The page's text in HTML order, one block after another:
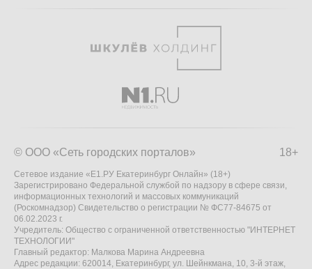
18+
© ООО «Сеть городских порталов»
Сетевое издание «Е1.РУ Екатеринбург Онлайн» (18+)
Зарегистрировано Федеральной службой по надзору в сфере связи,
информационных технологий и массовых коммуникаций
(Роскомнадзор) Свидетельство о регистрации № ФС77-84675 от
06.02.2023 г.
Учредитель: Общество с ограниченной ответственностью "ИНТЕРНЕТ
ТЕХНОЛОГИИ"
Главный редактор: Малкова Марина Андреевна
Адрес редакции: 620014, Екатеринбург, ул. Шейнкмана, 10, 3-й этаж,